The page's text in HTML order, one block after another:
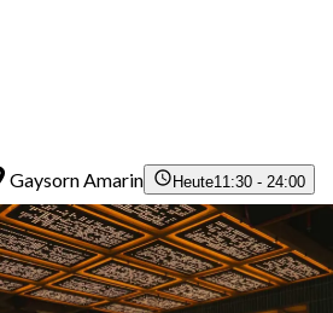
Gaysorn Amarin Heute11:30 - 24:00